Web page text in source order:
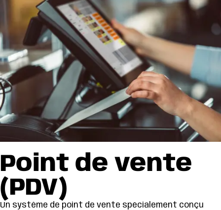
Point de vente
(PDV)
Un système de point de vente spécialement conçu